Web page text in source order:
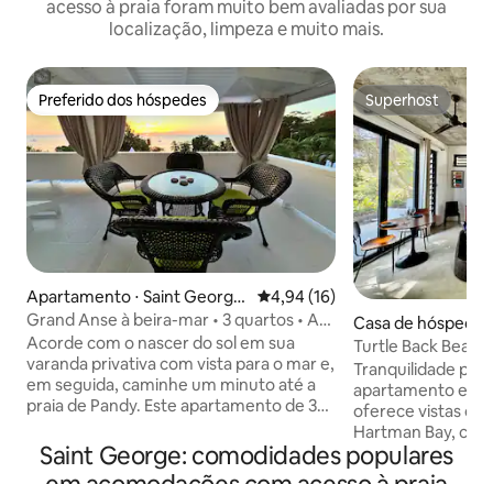
acesso à praia foram muito bem avaliadas por sua
localização, limpeza e muito mais.
Preferido dos hóspedes
Preferido dos hóspedes
Apartamento ⋅ Saint Georg
e's
4,94 de uma avaliação média
4,94 (16)
Grand Anse à beira-mar • 3 quartos • Ar-
condicionado
Acorde com o nascer do sol em sua
varanda privativa com vista para o mar e,
em seguida, caminhe um minuto até a
praia de Pandy. Este apartamento de 3
Grand Anse acomoda seis pessoas e
inclui ar condicionado em todos os
Superhost
Superhost
Casa de
x Epines
Turtle Back
estúdio
Tranquilidade
apartamento
oferece vistas
Hartman Bay,
propriedade
de 2
Saint George: comodidades populares